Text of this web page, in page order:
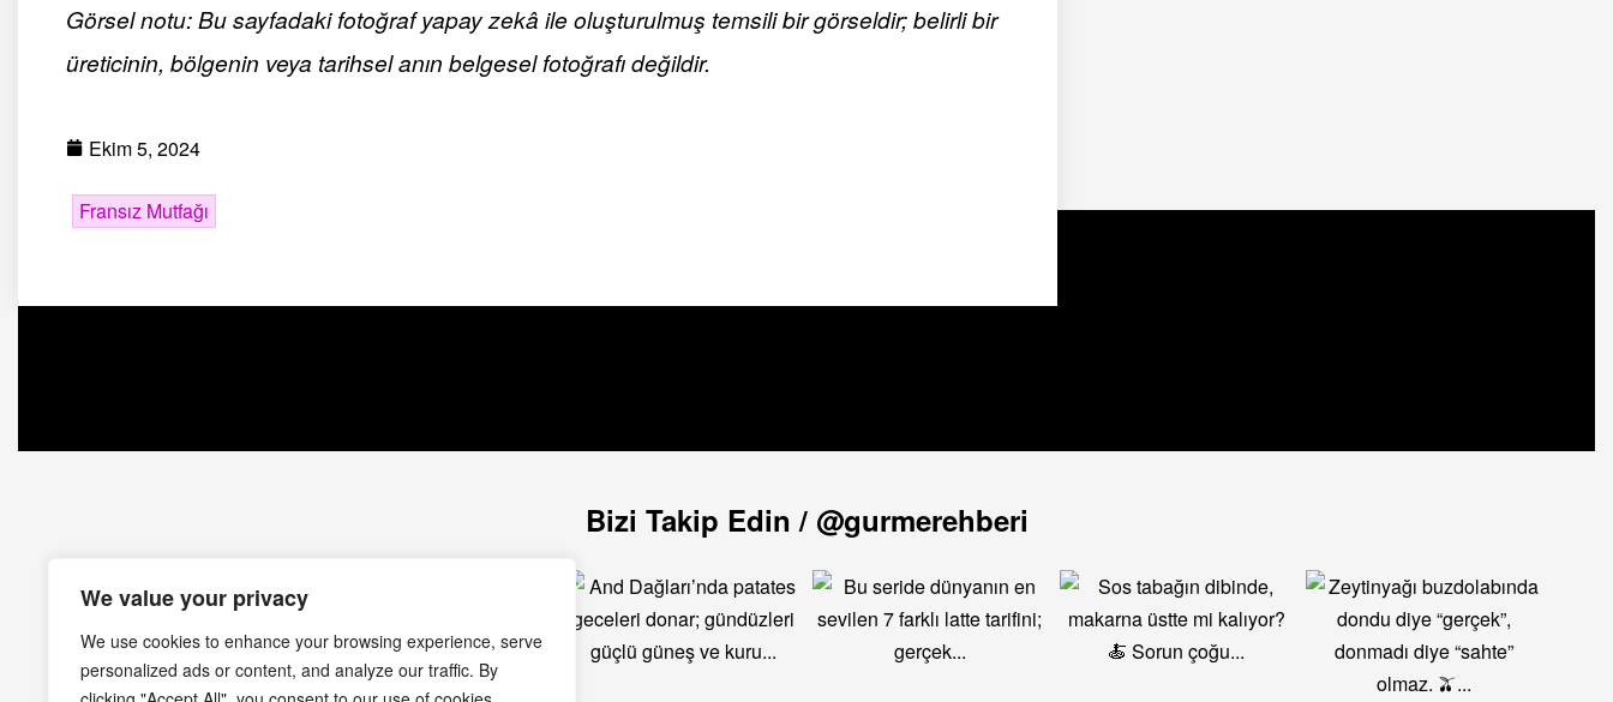
We value your privacy
We use cookies to enhance your browsing experience, serve
personalized ads or content, and analyze our traffic. By
Görsel notu: Bu sayfadaki fotoğraf yapay zekâ ile oluşturulmuş temsili bir görseldir; belirli bir
üreticinin, bölgenin veya tarihsel anın belgesel fotoğrafı değildir.
Ekim 5, 2024
Fransız Mutfağı
Bizi Takip Edin / @gurmerehberi